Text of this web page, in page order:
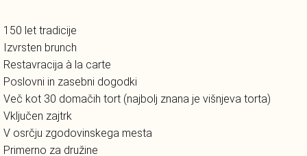
150 let tradicije
Izvrsten brunch
Restavracija à la carte
Poslovni in zasebni dogodki
Več kot 30 domačih tort (najbolj znana je višnjeva torta)
Vključen zajtrk
V osrčju zgodovinskega mesta
Primerno za družine